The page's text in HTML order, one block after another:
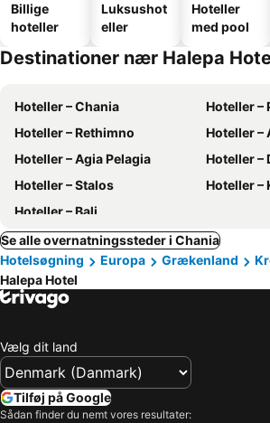
Billige
hoteller
Luksushot
eller
Hoteller
med pool
Destinationer nær Halepa
Hoteller – Chania
Hoteller –
Hoteller – Rethimno
Hoteller –
Hoteller – Agia Pelagia
Hoteller –
Hoteller – Stalos
Hoteller –
Hoteller – Bali
Se alle overnatningssteder i Chania
Hotelsøgning
Europa Grækenland
Halepa Hotel
Vælg dit land
Tilføj på Google
Sådan finder du nemt vores resultater: